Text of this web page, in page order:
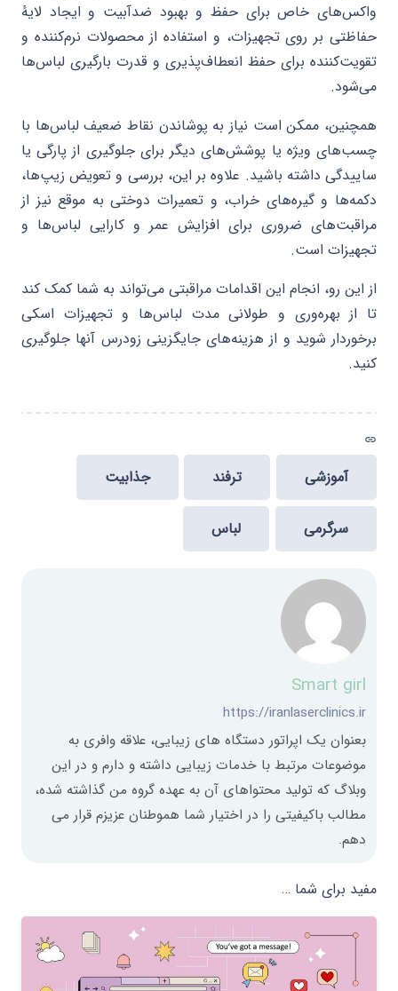
واکس‌های خاص برای حفظ و بهبود ضدآبیت و ایجاد لایهٔ
حفاظتی بر روی تجهیزات، و استفاده از محصولات نرم‌کننده و
تقویت‌کننده برای حفظ انعطاف‌پذیری و قدرت بارگیری لباس‌ها
می‌شود.
همچنین، ممکن است نیاز به پوشاندن نقاط ضعیف لباس‌ها با
چسب‌های ویژه یا پوشش‌های دیگر برای جلوگیری از پارگی یا
ساییدگی داشته باشید. علاوه بر این، بررسی و تعویض زیپ‌ها،
دکمه‌ها و گیره‌های خراب، و تعمیرات دوختی به موقع نیز از
مراقبت‌های ضروری برای افزایش عمر و کارایی لباس‌ها و
تجهیزات است.
از این رو، انجام این اقدامات مراقبتی می‌تواند به شما کمک کند
تا از بهره‌وری و طولانی مدت لباس‌ها و تجهیزات اسکی
برخوردار شوید و از هزینه‌های جایگزینی زودرس آنها جلوگیری
کنید.
link
آموزشی ترفند جذابیت
سرگرمی لباس
Smart girl
https://iranlaserclinics.ir
بعنوان یک اپراتور دستگاه های زیبایی، علاقه وافری به
موضوعات مرتبط با خدمات زیبایی داشته و دارم و در این
وبلاگ که تولید محتواهای آن به عهده گروه من گذاشته شده،
مطالب باکیفیتی را در اختیار شما هموطنان عزیزم قرار می
دهم.
مفید برای شما …